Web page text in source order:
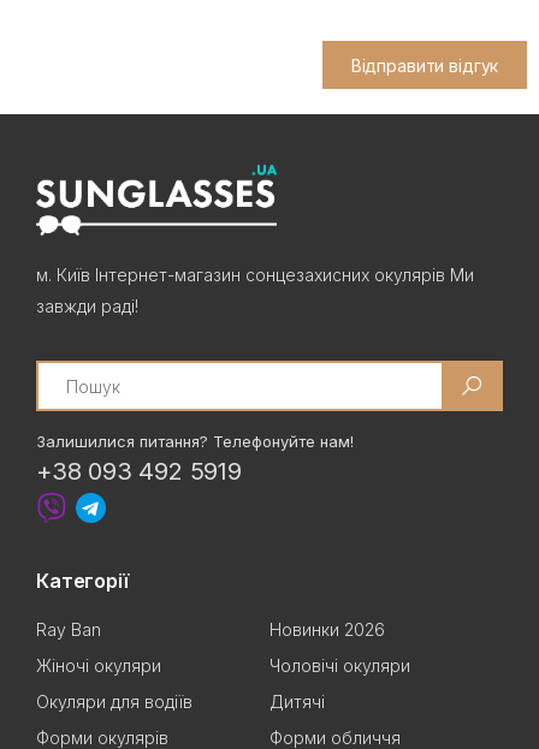
Відправити відгук
м. Київ Інтернет-магазин сонцезахисних окулярів Ми
завжди раді!
Search
Залишилися питання? Телефонуйте нам!
+38 093 492 5919
Категорії
Ray Ban
Новинки 2026
Жіночі окуляри
Чоловічі окуляри
Окуляри для водіїв
Дитячі
Форми окулярів
Форми обличчя